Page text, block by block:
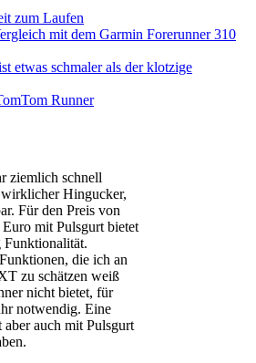
ziemlich schnell
Hingucker,
Für den Preis von
mit Pulsgurt bietet
Funktionalität.
die ich an
zu schätzen weiß
nicht bietet, für
notwendig. Eine
auch mit Pulsgurt